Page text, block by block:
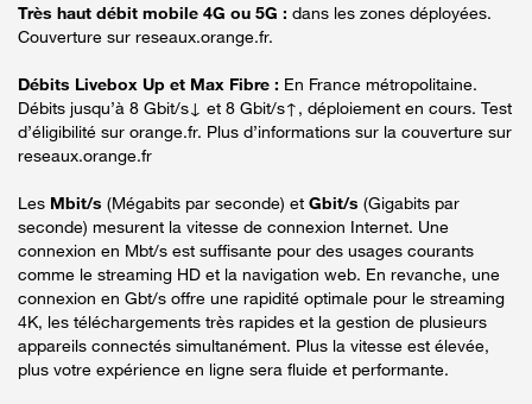
Très haut débit mobile 4G ou 5G : dans les zones déployées.
Couverture sur reseaux.orange.fr.
Débits Livebox Up et Max Fibre : En France métropolitaine.
Débits jusqu’à 8 Gbit/s↓ et 8 Gbit/s↑, déploiement en cours. Test
d’éligibilité sur orange.fr. Plus d’informations sur la couverture sur
reseaux.orange.fr
Les Mbit/s (Mégabits par seconde) et Gbit/s (Gigabits par
seconde) mesurent la vitesse de connexion Internet. Une
connexion en Mbt/s est suffisante pour des usages courants
comme le streaming HD et la navigation web. En revanche, une
connexion en Gbt/s offre une rapidité optimale pour le streaming
4K, les téléchargements très rapides et la gestion de plusieurs
appareils connectés simultanément. Plus la vitesse est élevée,
plus votre expérience en ligne sera fluide et performante.